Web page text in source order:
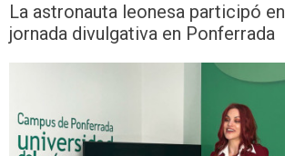
La astronauta leonesa participó
jornada divulgativa en Ponferrada